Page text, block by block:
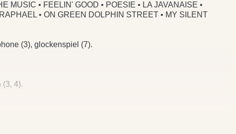
MUSIC • FEELIN' GOOD • POESIE • LA JAVANAISE •
• ON GREEN DOLPHIN STREET • MY SILENT
(3), glockenspiel (7).
(3, 4).